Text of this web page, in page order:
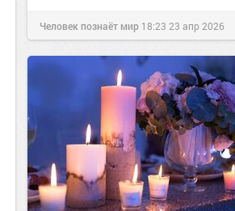
Человек познаёт мир 18:23 23 апр 2026